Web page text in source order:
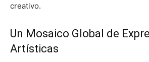
creativo.
Un Mosaico Global de
Artísticas